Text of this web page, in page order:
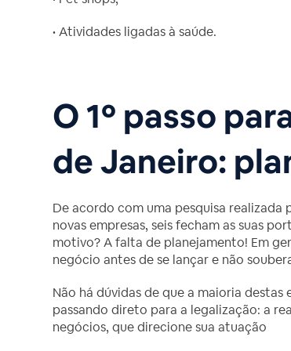
• Atividades ligadas à saúde.
O 1º passo
de Janeiro:
De acordo com uma pesquisa
novas empresas, seis fecham as suas
motivo? A falta de planejamento! Em
negócio antes de se lançar e não
Não há dúvidas de que a maioria
passando direto para a legalização: a
negócios, que direcione sua atuação